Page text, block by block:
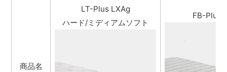
商品名
LT-Plus LXAg
ハード/ミディアムソフト
FB-Plus